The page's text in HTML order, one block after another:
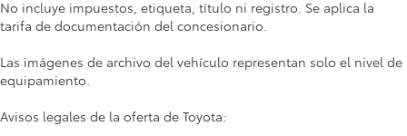
No incluye impuestos, etiqueta, título ni registro. Se aplica la
tarifa de documentación del concesionario.
Las imágenes de archivo del vehículo representan solo el nivel de
equipamiento.
Avisos legales de la oferta de Toyota: